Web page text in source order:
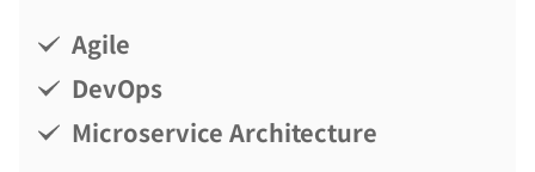
Agile
DevOps
Microservice Architecture